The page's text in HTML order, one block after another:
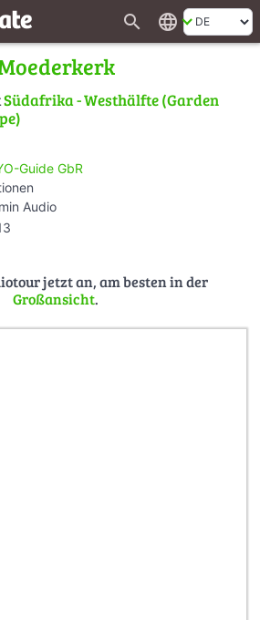
search language
Südafrika - Westhälfte (Garden
Guide GbR
Audio
jetzt an, am besten in der
Großansicht.